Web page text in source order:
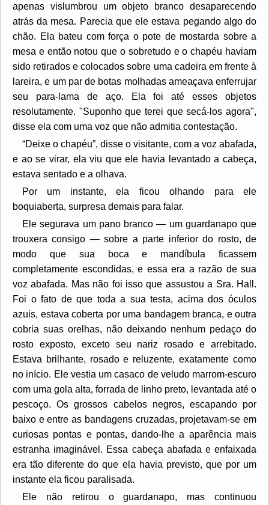
apenas vislumbrou um objeto branco desaparecendo
atrás da mesa. Parecia que ele estava pegando algo do
chão. Ela bateu com força o pote de mostarda sobre a
mesa e então notou que o sobretudo e o chapéu haviam
sido retirados e colocados sobre uma cadeira em frente à
lareira, e um par de botas molhadas ameaçava enferrujar
seu para-lama de aço. Ela foi até esses objetos
resolutamente. "Suponho que terei que secá-los agora",
disse ela com uma voz que não admitia contestação.
“Deixe o chapéu”, disse o visitante, com a voz abafada,
e ao se virar, ela viu que ele havia levantado a cabeça,
estava sentado e a olhava.
Por um instante, ela ficou olhando para ele
boquiaberta, surpresa demais para falar.
Ele segurava um pano branco — um guardanapo que
trouxera consigo — sobre a parte inferior do rosto, de
modo que sua boca e mandíbula ficassem
completamente escondidas, e essa era a razão de sua
voz abafada. Mas não foi isso que assustou a Sra. Hall.
Foi o fato de que toda a sua testa, acima dos óculos
azuis, estava coberta por uma bandagem branca, e outra
cobria suas orelhas, não deixando nenhum pedaço do
rosto exposto, exceto seu nariz rosado e arrebitado.
Estava brilhante, rosado e reluzente, exatamente como
no início. Ele vestia um casaco de veludo marrom-escuro
com uma gola alta, forrada de linho preto, levantada até o
pescoço. Os grossos cabelos negros, escapando por
baixo e entre as bandagens cruzadas, projetavam-se em
curiosas pontas e pontas, dando-lhe a aparência mais
estranha imaginável. Essa cabeça abafada e enfaixada
era tão diferente do que ela havia previsto, que por um
instante ela ficou paralisada.
Ele não retirou o guardanapo, mas continuou